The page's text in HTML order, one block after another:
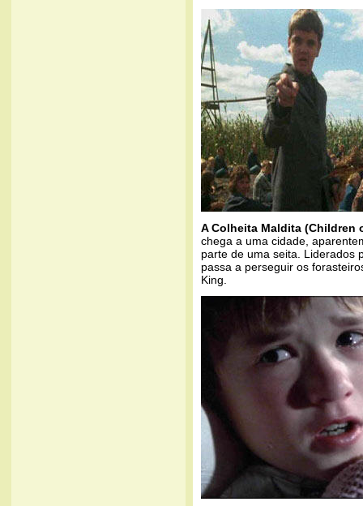
A Colheita Maldita (Children
chega a uma cidade,
parte de uma seita. Liderados
passa a perseguir os
King.